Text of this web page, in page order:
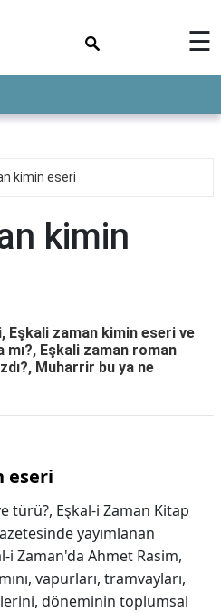
☰
kimin eseri
kimin
Eşkali zaman kimin eseri ve
Eşkali zaman roman
Muharrir bu ya ne
eseri
türü?, Eşkal-i Zaman Kitap
yayımlanan
i Zaman'da Ahmet Rasim,
vapurları, tramvayları,
döneminin toplumsal